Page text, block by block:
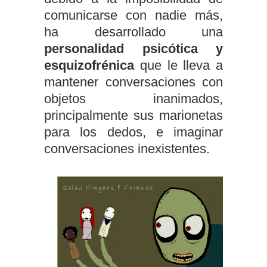
comunicarse con nadie más,
ha desarrollado una
personalidad psicótica y
esquizofrénicaque le lleva a
mantener conversaciones con
objetos inanimados,
principalmente sus marionetas
para los dedos, e imaginar
conversaciones inexistentes.